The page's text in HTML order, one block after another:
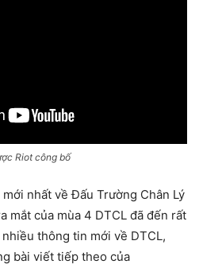
Riot công bố
nhất về Đấu Trường Chân Lý
mắt của mùa 4 DTCL đã đến rất
thông tin mới về DTCL,
bài viết tiếp theo của